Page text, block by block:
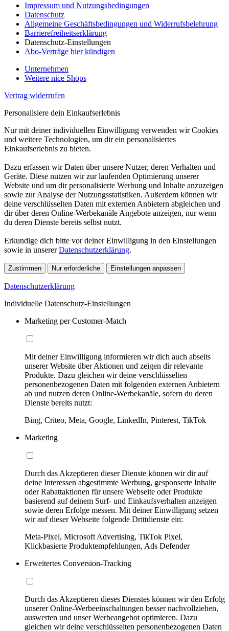
Impressum und Nutzungsbedingungen
Datenschutz
Allgemeine Geschäftsbedingungen und Widerrufsbelehrung
Barrierefreiheitserklärung
Datenschutz-Einstellungen
Abo-Verträge hier kündigen
Unternehmen
Weitere nice Shops
Vertrag widerrufen
Personalisiere dein Einkaufserlebnis
Nur mit deiner individuellen Einwilligung verwenden wir Cookies
und weitere Technologien, um dir ein personalisiertes
Einkaufserlebnis zu bieten.
Dazu erfassen wir Daten über unsere Nutzer, deren Verhalten und
Geräte. Diese nutzen wir zur laufenden Optimierung unserer
Website und um dir personalisierte Werbung und Inhalte anzuzeigen
sowie zur Analyse der Nutzungsstatistiken. Außerdem können wir
deine verschlüsselten Daten mit externen Anbietern abgleichen und
dir über deren Online-Werbekanäle Angebote anzeigen, nur wenn
du deren Dienste bereits selbst nutzt.
Erkundige dich bitte vor deiner Einwilligung in den Einstellungen
sowie in unsererDatenschutzerklärung.
Zustimmen Nur erforderliche Einstellungen anpassen
Datenschutzerklärung
Individuelle Datenschutz-Einstellungen
Marketing per Customer-Match
Mit deiner Einwilligung informieren wir dich auch abseits
unserer Website über Aktionen und zeigen dir relevante
Produkte. Dazu gleichen wir deine verschlüsselten
personenbezogenen Daten mit folgenden externen Anbietern
ab und nutzen deren Online-Werbekanäle, sofern du deren
Dienste bereits nutzt:
Bing, Criteo, Meta, Google, LinkedIn, Pinterest, TikTok
Marketing
Durch das Akzeptieren dieser Dienste können wir dir auf
deine Interessen abgestimmte Werbung, gesponserte Inhalte
oder Rabattaktionen für unsere Webseite oder Produkte
basierend auf deinem Surf- und Einkaufsverhalten anzeigen
sowie deren Erfolge messen. Mit deiner Einwilligung setzen
wir auf dieser Webseite folgende Drittdienste ein:
Meta-Pixel, Microsoft Advertising, TikTok Pixel,
Klickbasierte Produktempfehlungen, Ads Defender
Erweitertes Conversion-Tracking
Durch das Akzeptieren dieses Dienstes können wir den Erfolg
unserer Online-Werbeeinschaltungen besser nachvollziehen,
auswerten und unser Werbeangebot optimieren. Dazu
gleichen wir deine verschlüsselten personenbezogenen Daten